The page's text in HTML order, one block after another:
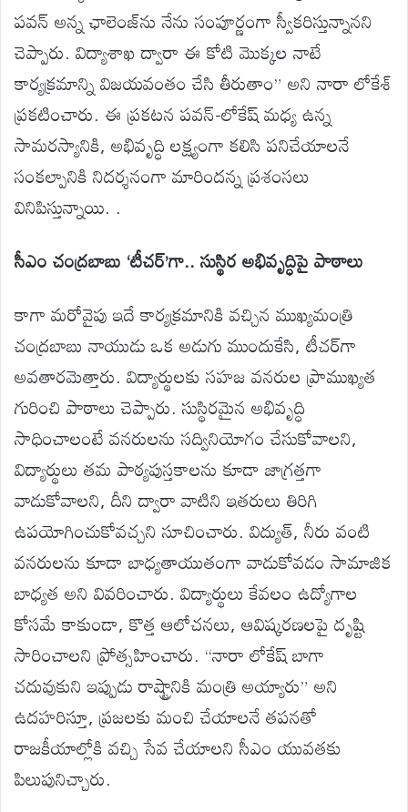
పవన్ అన్నఛాలెంజ్‌నునేను సంపూర్ణంగాస్వీకరిస్తున్నానని
చెప్పారు. విద్యాశాఖ ద్వారాఈ కోటి మొక్కల నాటే
కార్యక్రమాన్నివిజయవంతం చేసి తీరుతాం” అని నారాలోకేశ్
ప్రకటించారు. ఈ ప్రకటన పవన్-లోకేష్మధ్యఉన్న
సామరస్యానికి, అభివృద్ధిలక్ష్యంగాకలిసి పనిచేయాలనే
సంకల్పానికినిదర్శనంగామారిందన్నప్రశంసలు
వినిపిస్తున్నాయి. .
సీఎంచంద్రబాబు ‘టీచర్’గా..సుస్థిరఅభివృద్ధిపైపాఠాలు
కాగామరోవైపుఇదేకార్యక్రమానికివచ్చిన ముఖ్యమంత్రి
చంద్రబాబు నాయుడుఒక అడుగుముందుకేసి, టీచర్‌గా
అవతారమెత్తారు. విద్యార్థులకు సహజ వనరుల ప్రాముఖ్యత
గురించి పాఠాలు చెప్పారు. సుస్థిరమైన అభివృద్ధి
సాధించాలంటేవనరులను సద్వినియోగం చేసుకోవాలని,
విద్యార్థులు తమ పాఠ్యపుస్తకాలను కూడా జాగ్రత్తగా
వాడుకోవాలని, దీని ద్వారావాటిని ఇతరులు తిరిగి
ఉపయోగించుకోవచ్చని సూచించారు. విద్యుత్, నీరు వంటి
వనరులను కూడా బాధ్యతాయుతంగావాడుకోవడం సామాజిక
బాధ్యత అని వివరించారు. విద్యార్థులు కేవలం ఉద్యోగాల
కోసమే కాకుండా, కొత్త ఆలోచనలు, ఆవిష్కరణలపై దృష్టి
సారించాలని ప్రోత్సహించారు. “నారాలోకేష్బాగా
చదువుకుని ఇప్పుడురాష్ట్రానికిమంత్రిఅయ్యారు” అని
ఉదహరిస్తూ, ప్రజలకు మంచి చేయాలనేతపనతో
రాజకీయాల్లోకివచ్చిసేవ చేయాలని సీఎం యువతకు
పిలుపునిచ్చారు.